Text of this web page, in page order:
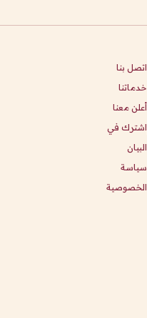
اتصل بنا
خدماتنا
أعلن معنا
اشترك في
البيان
سياسة
الخصوصية